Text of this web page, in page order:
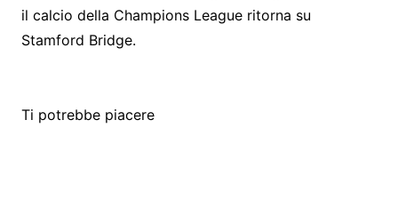
il calcio della Champions League ritorna su
Stamford Bridge.
Ti potrebbe piacere